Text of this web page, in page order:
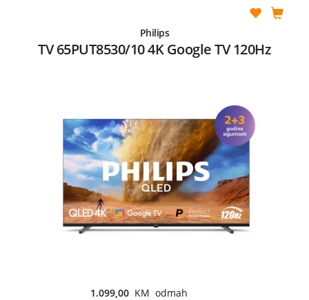
Philips
TV 65PUT8530/10 4K Google TV 120Hz
1.099,00 KM odmah